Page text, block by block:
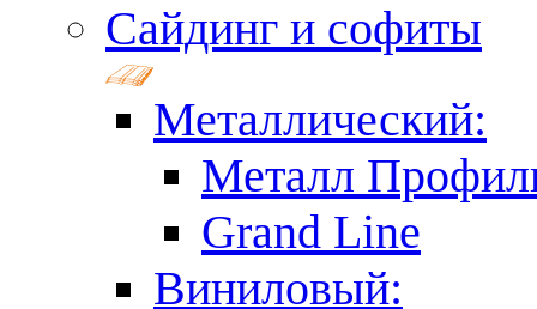
Сайдинг и софиты
Металлический:
Металл
Grand Line
Виниловый: